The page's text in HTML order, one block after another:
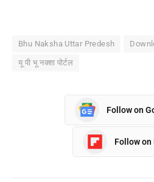
Bhu Naksha Uttar Predesh
यू पी भू नक्शा पोर्टल
Follow on
Follow on